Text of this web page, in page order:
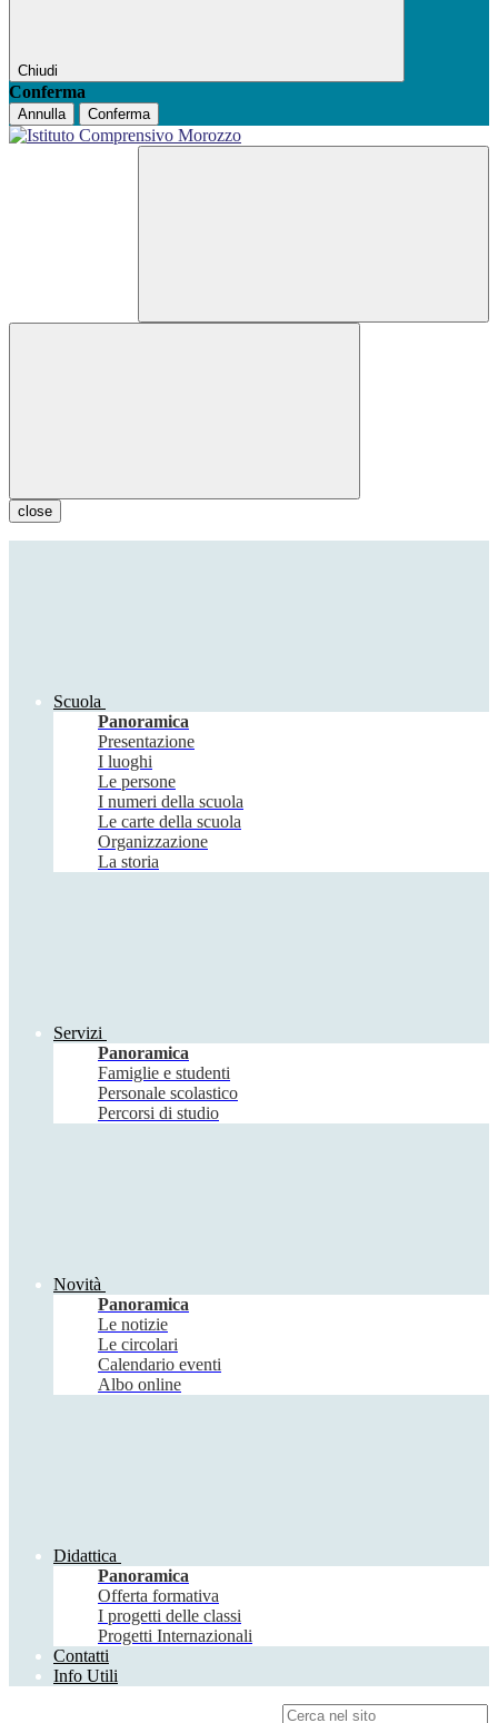
Chiudi
Conferma
Annulla Conferma
close
Scuola
Panoramica
Presentazione
I luoghi
Le persone
I numeri della scuola
Le carte della scuola
Organizzazione
La storia
Servizi
Panoramica
Famiglie e studenti
Personale scolastico
Percorsi di studio
Novità
Panoramica
Le notizie
Le circolari
Calendario eventi
Albo online
Didattica
Panoramica
Offerta formativa
I progetti delle classi
Progetti Internazionali
Contatti
Info Utili